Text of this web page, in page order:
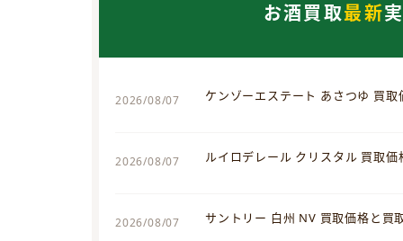
お酒買取最新
2026/08/07 ケンゾーエステート あさつゆ 買
2026/08/07 ルイロデレール クリスタル 買取
2026/08/07 サントリー 白州 NV 買取価格と買